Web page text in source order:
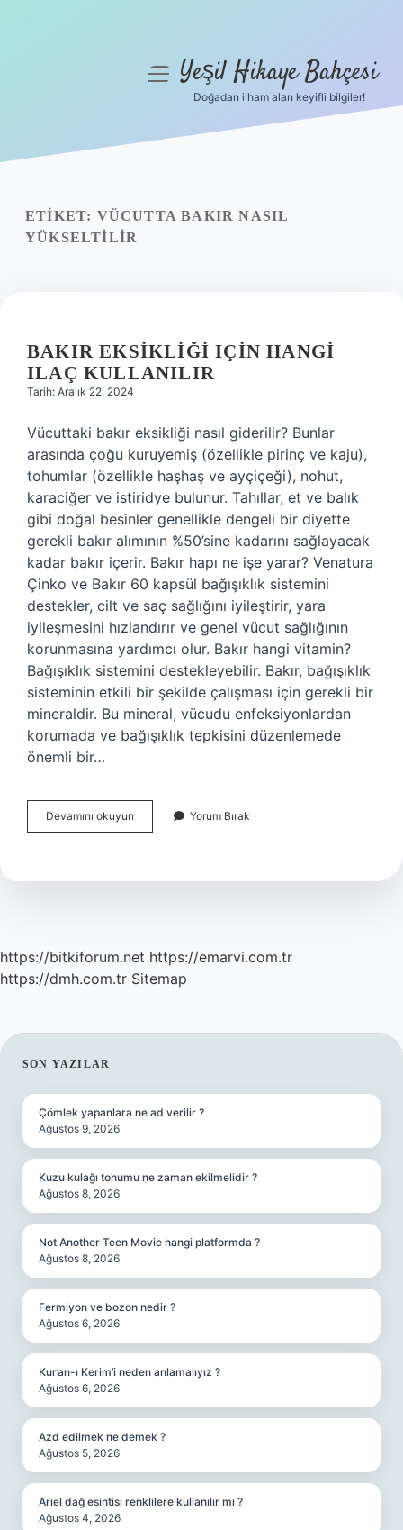
Yasal Uyarı
menüyüYeşil Hikaye Bahçesi
Doğadan ilham alan keyifli bilgiler!
ETIKET: VÜCUTTA BAKIR NASIL
YÜKSELTILIR
BAKIR EKSIKLIĞI IÇIN HANGI
ILAÇ KULLANILIR
Tarih: Aralık 22, 2024
Vücuttaki bakır eksikliği nasıl giderilir? Bunlar
arasında çoğu kuruyemiş (özellikle pirinç ve kaju),
tohumlar (özellikle haşhaş ve ayçiçeği), nohut,
karaciğer ve istiridye bulunur. Tahıllar, et ve balık
gibi doğal besinler genellikle dengeli bir diyette
gerekli bakır alımının %50’sine kadarını sağlayacak
kadar bakır içerir. Bakır hapı ne işe yarar? Venatura
Çinko ve Bakır 60 kapsül bağışıklık sistemini
destekler, cilt ve saç sağlığını iyileştirir, yara
iyileşmesini hızlandırır ve genel vücut sağlığının
korunmasına yardımcı olur. Bakır hangi vitamin?
Bağışıklık sistemini destekleyebilir. Bakır, bağışıklık
sisteminin etkili bir şekilde çalışması için gerekli bir
mineraldir. Bu mineral, vücudu enfeksiyonlardan
korumada ve bağışıklık tepkisini düzenlemede
önemli bir…
Devamını okuyun
Eksikliği
Ilaç
Yorum Bırak
https://bitkiforum.net https://emarvi.com.tr
https://dmh.com.tr Sitemap
SIDEBAR
SON YAZILAR
Çömlek yapanlara ne ad verilir ?
Ağustos 9, 2026
Kuzu kulağı tohumu ne zaman ekilmelidir ?
Ağustos 8, 2026
Not Another Teen Movie hangi platformda ?
Ağustos 8, 2026
Fermiyon ve bozon nedir ?
Ağustos 6, 2026
Kur’an-ı Kerim’i neden anlamalıyız ?
Ağustos 6, 2026
Azd edilmek ne demek ?
Ağustos 5, 2026
Ariel dağ esintisi renklilere kullanılır mı ?
Ağustos 4, 2026